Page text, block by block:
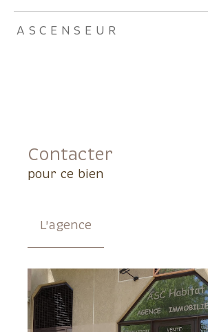
ASCENSEUR
Contacter
pour ce bien
L'agence